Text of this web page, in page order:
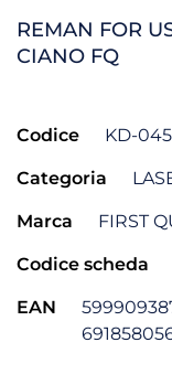
REMAN FOR
CIANO FQ
Codice KD-
Categoria
Marca FIRST
Codice scheda
EAN